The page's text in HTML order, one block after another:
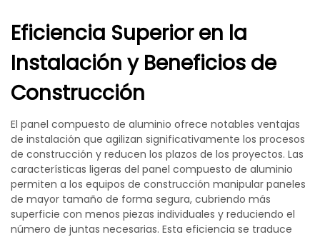
Eficiencia Superior en la
Instalación y Beneficios de
Construcción
El panel compuesto de aluminio ofrece notables ventajas
de instalación que agilizan significativamente los procesos
de construcción y reducen los plazos de los proyectos. Las
características ligeras del panel compuesto de aluminio
permiten a los equipos de construcción manipular paneles
de mayor tamaño de forma segura, cubriendo más
superficie con menos piezas individuales y reduciendo el
número de juntas necesarias. Esta eficiencia se traduce